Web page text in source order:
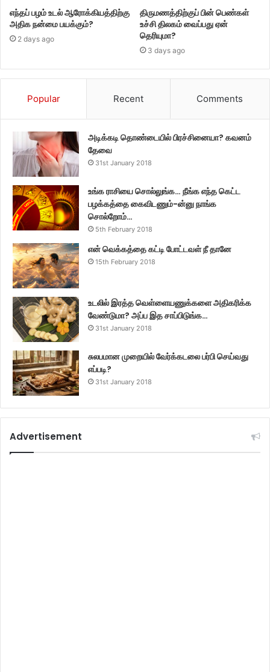
எந்தப் பழம் உடல் ஆரோக்கியத்திற்கு
அதிக நன்மை பயக்கும்?
2 days ago
திருமணத்திற்குப் பின் பெண்கள்
உச்சி திலகம் வைப்பது ஏன்
தெரியுமா?
3 days ago
Popular Recent Comments
அடிக்கடி தொண்டையில் பிரச்சினையா? கவனம்
தேவை
31st January 2018
உங்க ராசியை சொல்லுங்க… நீங்க எந்த கெட்ட
பழக்கத்தை கைவிடணும்-ன்னு நாங்க
சொல்றோம்…
5th February 2018
என் வெக்கத்தை கட்டி போட்டவள் நீ தானே
15th February 2018
உடலில் இரத்த வெள்ளையணுக்களை அதிகரிக்க
வேண்டுமா? அப்ப இத சாப்பிடுங்க…
31st January 2018
சுலபமான முறையில் வேர்க்கடலை பர்பி செய்வது
எப்படி?
31st January 2018
Advertisement